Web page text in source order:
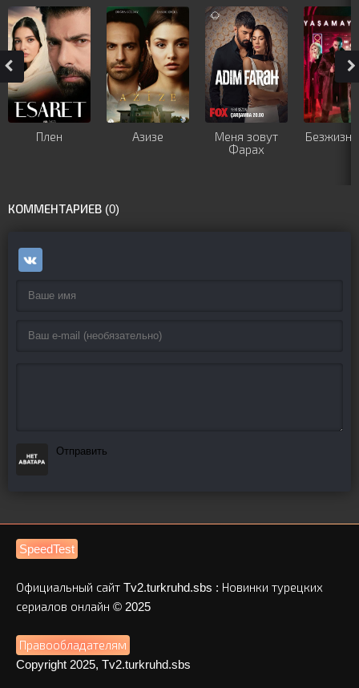
Плен Азизе
Меня зовут
Фарах
КОММЕНТАРИЕВ (0)
Отправить
SpeedTest
Официальный сайт Tv2.turkruhd.sbs : Новинки турецких
сериалов онлайн © 2025
Правообладателям
Copyright 2025, Tv2.turkruhd.sbs